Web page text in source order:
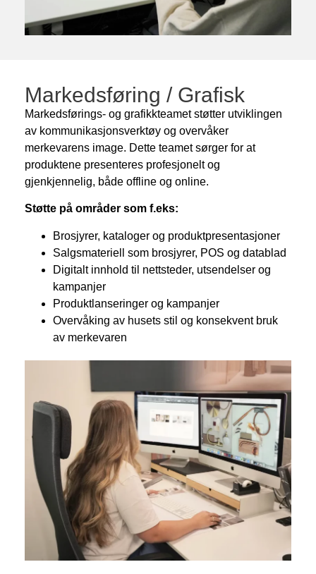
Markedsføring / Grafisk
Markedsførings- og grafikkteamet støtter utviklingen
av kommunikasjonsverktøy og overvåker
merkevarens image. Dette teamet sørger for at
produktene presenteres profesjonelt og
gjenkjennelig, både offline og online.
Støtte på områder som f.eks:
Brosjyrer, kataloger og produktpresentasjoner
Salgsmateriell som brosjyrer, POS og datablad
Digitalt innhold til nettsteder, utsendelser og
kampanjer
Produktlanseringer og kampanjer
Overvåking av husets stil og konsekvent bruk
av merkevaren